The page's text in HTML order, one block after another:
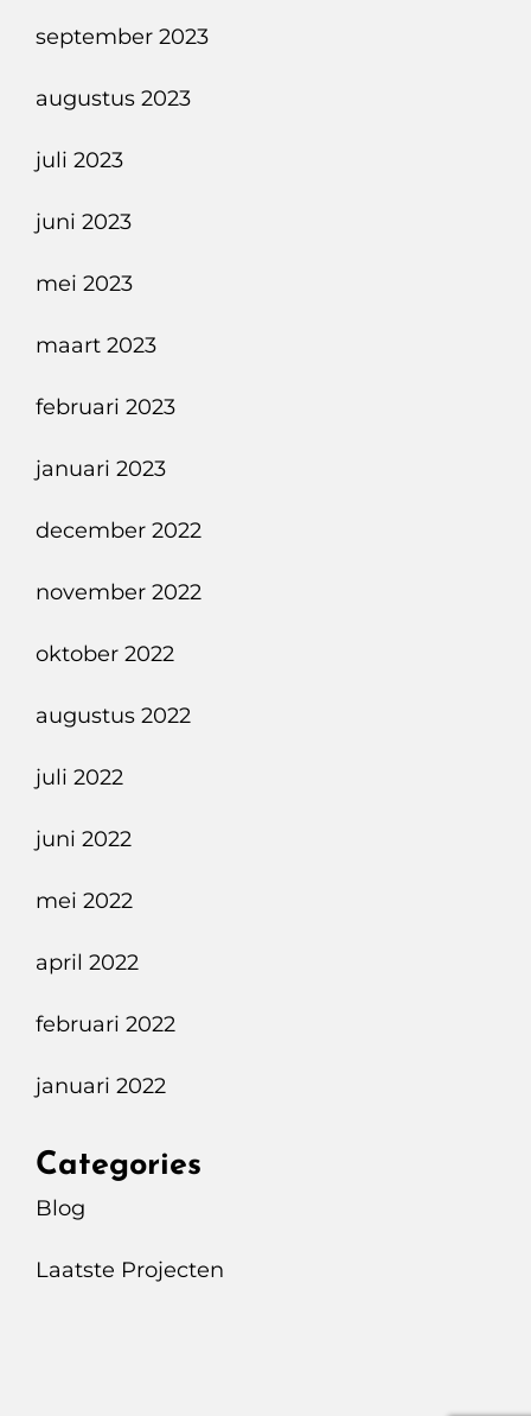
september 2023
augustus 2023
juli 2023
juni 2023
mei 2023
maart 2023
februari 2023
januari 2023
december 2022
november 2022
oktober 2022
augustus 2022
juli 2022
juni 2022
mei 2022
april 2022
februari 2022
januari 2022
Categories
Blog
Laatste Projecten